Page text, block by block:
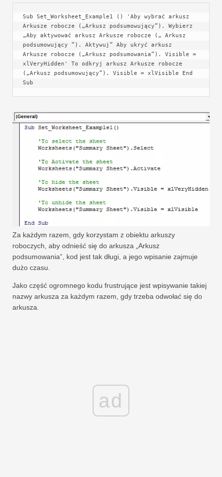
Sub Set_Worksheet_Example1 () 'Aby wybrać arkusz
Arkusze robocze („Arkusz podsumowujący”). Wybierz
„Aby aktywować arkusz Arkusze robocze („ Arkusz
podsumowujący ”). Aktywuj” Aby ukryć arkusz
Arkusze robocze („Arkusz podsumowania”). Visible =
xlVeryHidden' To odkryj arkusz Arkusze robocze
(„Arkusz podsumowujący”). Visible = xlVisible End
Sub
Za każdym razem, gdy korzystam z obiektu arkuszy
roboczych, aby odnieść się do arkusza „Arkusz
podsumowania”, kod jest tak długi, a jego wpisanie zajmuje
dużo czasu.
Jako część ogromnego kodu frustrujące jest wpisywanie takiej
nazwy arkusza za każdym razem, gdy trzeba odwołać się do
arkusza.
ad